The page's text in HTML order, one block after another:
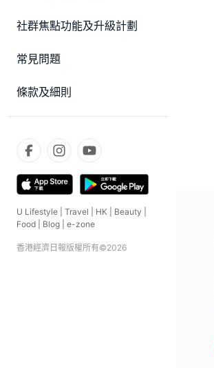
社群焦點功能及升級計劃
常見問題
條款及細則
U Lifestyle Travel HK Beauty
Food
Blog e-zone
香港經濟日報版權所有©2026